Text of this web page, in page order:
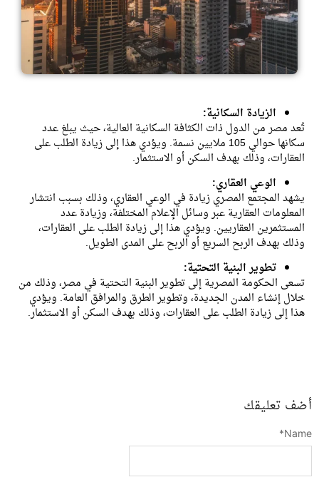
الزيادة السكانية:
تُعد مصر من الدول ذات الكثافة السكانية العالية، حيث يبلغ عدد
سكانها حوالي 105 ملايين نسمة. ويؤدي هذا إلى زيادة الطلب على
العقارات، وذلك بهدف السكن أو الاستثمار.
الوعي العقاري:
يشهد المجتمع المصري زيادة في الوعي العقاري، وذلك بسبب انتشار
المعلومات العقارية عبر وسائل الإعلام المختلفة، وزيادة عدد
المستثمرين العقاريين. ويؤدي هذا إلى زيادة الطلب على العقارات،
وذلك بهدف الربح السريع أو الربح على المدى الطويل.
تطوير البنية التحتية:
تسعى الحكومة المصرية إلى تطوير البنية التحتية في مصر، وذلك من
خلال إنشاء المدن الجديدة، وتطوير الطرق والمرافق العامة. ويؤدي
هذا إلى زيادة الطلب على العقارات، وذلك بهدف السكن أو الاستثمار.
أضف تعليقك
Name
*